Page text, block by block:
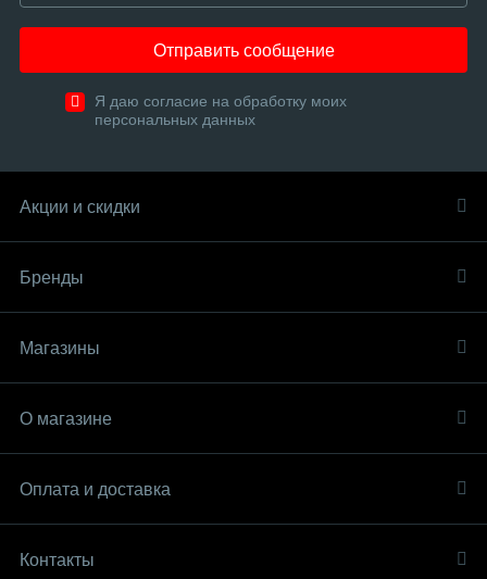
Отправить сообщение
Я даю согласие на обработку моих
персональных данных
Акции и скидки
Бренды
Магазины
О магазине
Оплата и доставка
Контакты